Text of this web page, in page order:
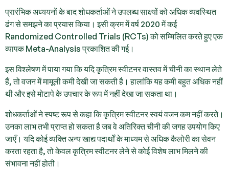
प्रारंभिक अध्ययनों के बाद शोधकर्ताओं ने उपलब्ध साक्ष्यों को अधिक व्यवस्थित
ढंग से समझने का प्रयास किया। इसी क्रम में वर्ष 2020 में कई
Randomized Controlled Trials (RCTs) को सम्मिलित करते हुए एक
व्यापक Meta-Analysis प्रकाशित की गई।
इस विश्लेषण में पाया गया कि यदि कृत्रिम स्वीटनर वास्तव में चीनी का स्थान लेते
हैं, तो वजन में मामूली कमी देखी जा सकती है। हालांकि यह कमी बहुत अधिक नहीं
थी और इसे मोटापे के उपचार के रूप में नहीं देखा जा सकता था।
शोधकर्ताओं ने स्पष्ट रूप से कहा कि कृत्रिम स्वीटनर स्वयं वजन कम नहीं करते।
उनका लाभ तभी प्राप्त हो सकता है जब वे अतिरिक्त चीनी की जगह उपयोग किए
जाएँ। यदि कोई व्यक्ति अन्य खाद्य पदार्थों के माध्यम से अधिक कैलोरी का सेवन
करता रहता है, तो केवल कृत्रिम स्वीटनर लेने से कोई विशेष लाभ मिलने की
संभावना नहीं होती।